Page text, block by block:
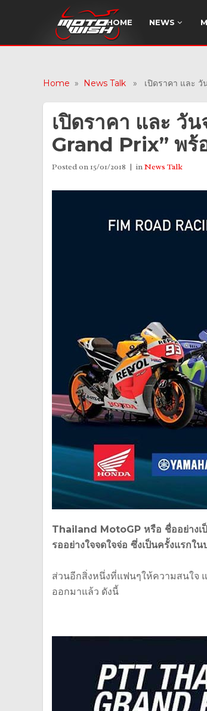
HOME NEWS
Home » News Talk » เปิดราคา และ วั
เปิดราคา และ วั
Grand Prix” พร้
Posted on15/01/2018 inNews Talk
Thailand MotoGP หรือ ชื่ออย่างเ
รออย่างใจจดใจจ่อ ซึ่งเป็นครั้งแรก
ส่วนอีกสิ่งหนึ่งที่แฟนๆให้ความสนใจ
ออกมาแล้ว ดังนี้